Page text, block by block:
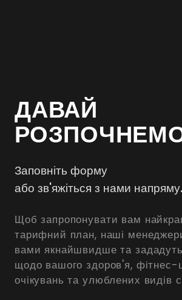
ДАВАЙ
Заповніть форму
або зв'яжіться з нами напряму.
Щоб запропонувати вам
тарифний план, наші
вами якнайшвидше та
щодо вашого здоров'я, фітнес-
очікувань та улюблених видів